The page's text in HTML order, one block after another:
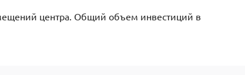
центра. Общий объем инвестиций в